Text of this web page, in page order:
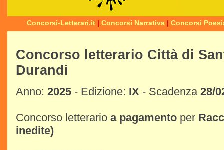
Concorsi-Letterari.it | Concorsi Narrativa | Concorsi
Concorso letterario Città di
Durandi
Anno: 2025 - Edizione: IX - Scadenza 28/
Concorso letterario a pagamento per
inedite)